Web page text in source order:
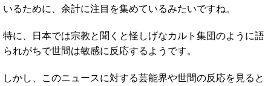
いるために、余計に注目を集めているみたいですね。
特に、日本では宗教と聞くと怪しげなカルト集団のように語
られがちで世間は敏感に反応するようです。
しかし、このニュースに対する芸能界や世間の反応を見ると